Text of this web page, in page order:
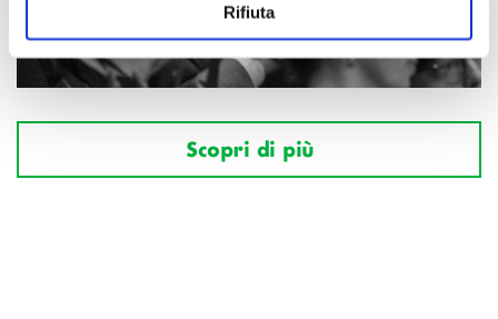
Rifiuta
Scopri di più